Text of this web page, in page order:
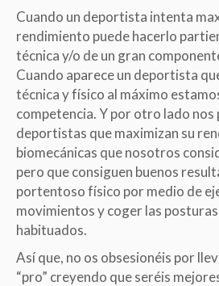
Cuando un deportista intenta
rendimiento puede hacerlo
técnica y/o de un gran
Cuando aparece un deportista
técnica y físico al máximo
competencia. Y por otro lado
deportistas que maximizan su
biomecánicas que nosotros
pero que consiguen buenos
portentoso físico por medio de
movimientos y coger las posturas
habituados.
Así que, no os obsesionéis por
“pro” creyendo que seréis